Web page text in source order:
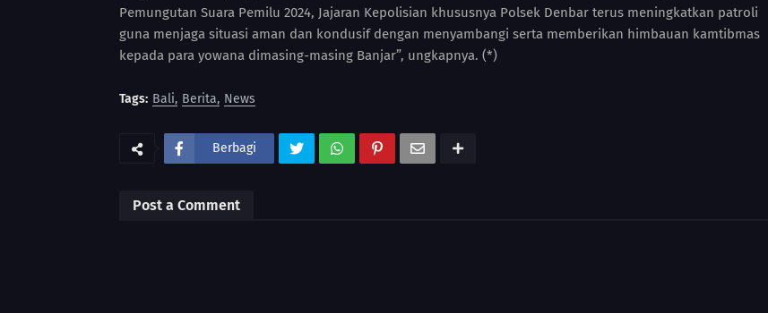
Pemungutan Suara Pemilu 2024, Jajaran Kepolisian khususnya Polsek Denbar terus meningkatkan patroli
guna menjaga situasi aman dan kondusif dengan menyambangi serta memberikan himbauan kamtibmas
kepada para yowana dimasing-masing Banjar”, ungkapnya. (*)
Tags: Bali Berita News
Berbagi
Post a Comment